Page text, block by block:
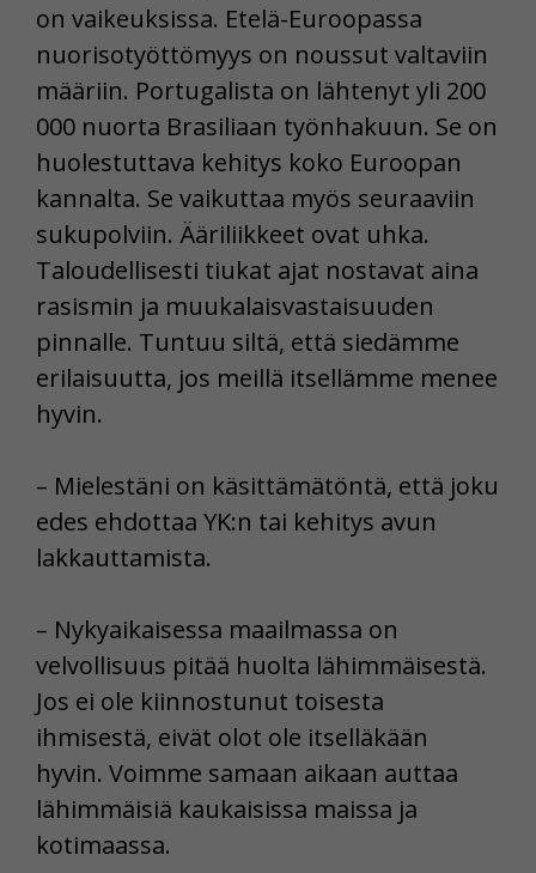
on vaikeuksissa. Etelä-Euroopassa
nuorisotyöttömyys on noussut valtaviin
määriin. Portugalista on lähtenyt yli 200
000 nuorta Brasiliaan työnhakuun. Se on
huolestuttava kehitys koko Euroopan
kannalta. Se vaikuttaa myös seuraaviin
sukupolviin. Ääriliikkeet ovat uhka.
Taloudellisesti tiukat ajat nostavat aina
rasismin ja muukalaisvastaisuuden
pinnalle. Tuntuu siltä, että siedämme
erilaisuutta, jos meillä itsellämme menee
hyvin.
– Mielestäni on käsittämätöntä, että joku
edes ehdottaa YK:n tai kehitys avun
lakkauttamista.
– Nykyaikaisessa maailmassa on
velvollisuus pitää huolta lähimmäisestä.
Jos ei ole kiinnostunut toisesta
ihmisestä, eivät olot ole itselläkään
hyvin. Voimme samaan aikaan auttaa
lähimmäisiä kaukaisissa maissa ja
kotimaassa.